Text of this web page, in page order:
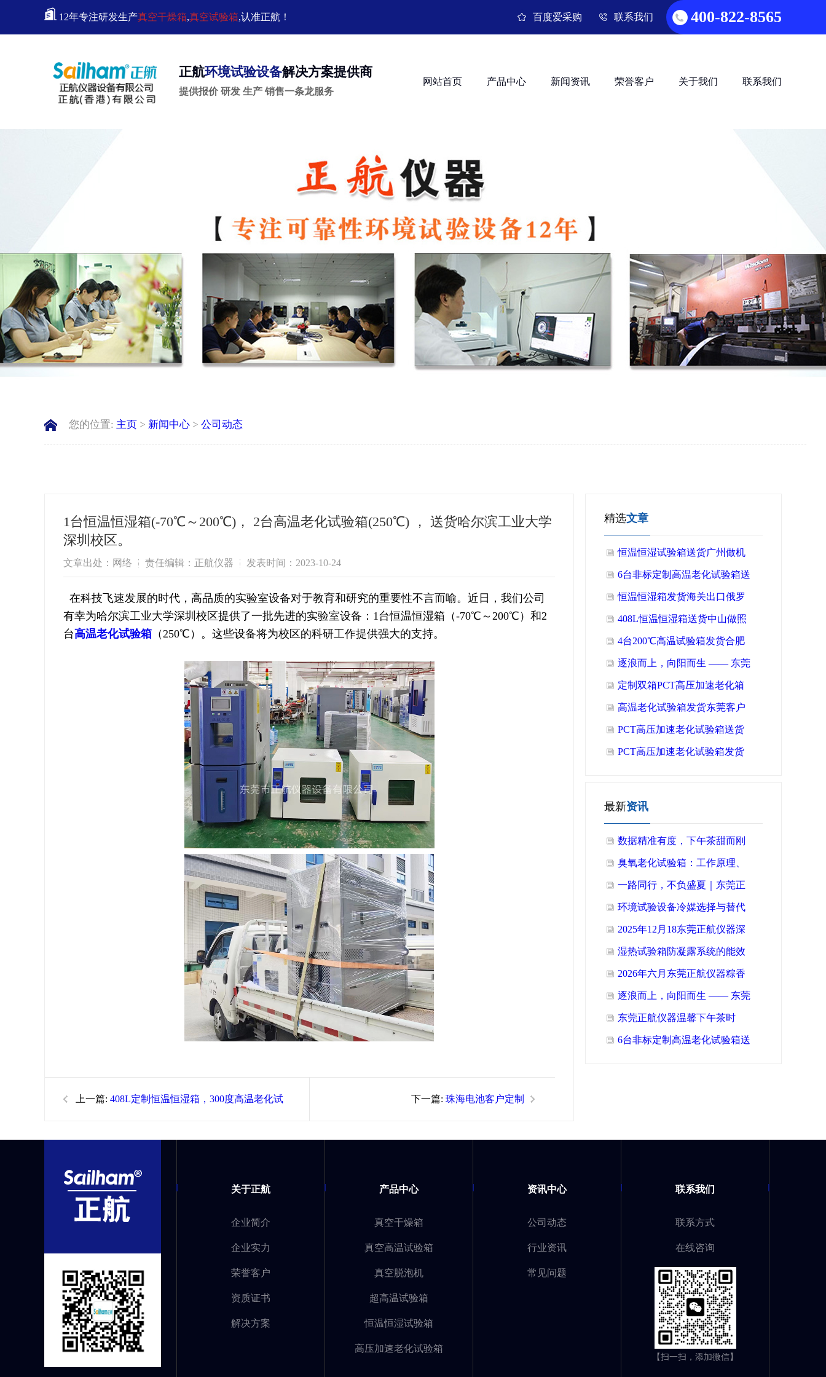
12年专注研发生产真空干燥箱,真空试验箱,认准正航！ 百度爱采购 联系我们 400-822-8565
正航环境试验设备解决方案提供商
提供报价 研发 生产 销售一条龙服务
网站首页 产品中心 新闻资讯 荣誉客户 关于我们 联系我们
您的位置: 主页 > 新闻中心 > 公司动态
1台恒温恒湿箱(-70℃～200℃)， 2台高温老化试验箱(250℃) ， 送货哈尔滨工业大学
深圳校区。
文章出处：网络 责任编辑：正航仪器 发表时间：2023-10-24
在科技飞速发展的时代，高品质的实验室设备对于教育和研究的重要性不言而喻。近日，我们公司
有幸为哈尔滨工业大学深圳校区提供了一批先进的实验室设备：1台恒温恒湿箱（-70℃～200℃）和2
台高温老化试验箱 （250℃）。这些设备将为校区的科研工作提供强大的支持。
上一篇: 408L定制恒温恒湿箱，​300度高温老化试
验箱，2台送货深圳客户公司。
下一篇: 珠海电池客户定制
2.5立方高温老化试验箱与
1000L高温老化试验箱发货
精选文章
恒温恒湿试验箱送货广州做机
器人客户公司
6台非标定制高温老化试验箱送
货广州万宝家用电器公司
恒温恒湿箱发货海关出口俄罗
斯客户公司
408L恒温恒湿箱送货中山做照
明灯具客户公司
4台200℃高温试验箱发货合肥
做半导体客户公司
逐浪而上，向阳而生 —— 东莞
正航仪器 2025年6月双月湾
定制双箱PCT高压加速老化箱
送货珠海老客户公司
高温老化试验箱发货东莞客户
公司
PCT高压加速老化试验箱送货
广州公司
PCT高压加速老化试验箱发货
最新资讯
数据精准有度，下午茶甜而刚
好｜东莞正航仪器2026年7月专
属
臭氧老化试验箱：工作原理、
技术参数与选型指南
一路同行，不负盛夏｜东莞正
航仪器业务部2026年7月团建纪
实
环境试验设备冷媒选择与替代
技术的节能与环境影响分析
2025年12月18东莞正航仪器深
耕技术，优化服务，强化团队
​湿热试验箱防凝露系统的能效
评估与低碳运行优化策略
2026年六月东莞正航仪器粽香
传情，共享安康
逐浪而上，向阳而生 —— 东莞
正航仪器 2025年6月双月湾
东莞正航仪器温馨下午茶时
光，凝心聚力共前行
6台非标定制高温老化试验箱送
关于正航
企业简介
企业实力
荣誉客户
资质证书
解决方案
产品中心
真空干燥箱
真空高温试验箱
真空脱泡机
超高温试验箱
恒温恒湿试验箱
高压加速老化试验箱
资讯中心
公司动态
行业资讯
常见问题
联系我们
联系方式
在线咨询
【扫一扫，添加微信】